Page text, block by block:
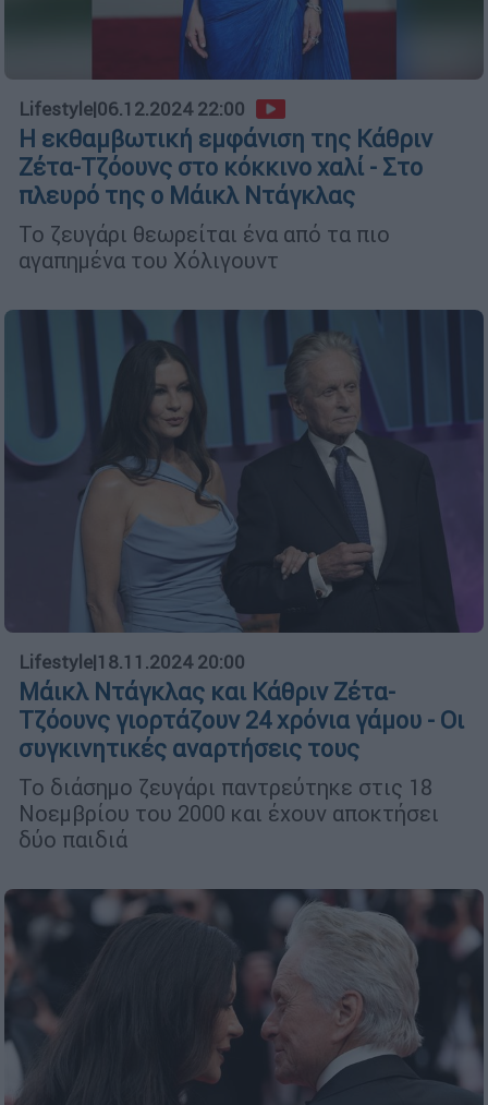
Lifestyle|06.12.2024 22:00
Η εκθαμβωτική εμφάνιση της Κάθριν
Ζέτα-Τζόουνς στο κόκκινο χαλί - Στο
πλευρό της ο Μάικλ Ντάγκλας
Το ζευγάρι θεωρείται ένα από τα πιο
αγαπημένα του Χόλιγουντ
Lifestyle|18.11.2024 20:00
Μάικλ Ντάγκλας και Κάθριν Ζέτα-
Τζόουνς γιορτάζουν 24 χρόνια γάμου - Οι
συγκινητικές αναρτήσεις τους
Το διάσημο ζευγάρι παντρεύτηκε στις 18
Νοεμβρίου του 2000 και έχουν αποκτήσει
δύο παιδιά